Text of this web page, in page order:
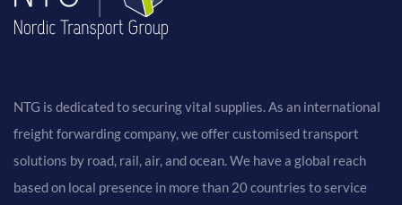
NTG is dedicated to securing vital supplies. As an international
freight forwarding company, we offer customised transport
solutions by road, rail, air, and ocean. We have a global reach
based on local presence in more than 20 countries to service